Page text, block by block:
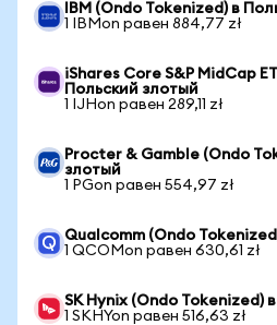
IBM (Ondo Tokenized) в
1 IBMon равен 884,77 zł
iShares Core S&P MidCap
Польский злотый
1 IJHon равен 289,11 zł
Procter & Gamble (Ondo
злотый
1 PGon равен 554,97 zł
Qualcomm (Ondo
1 QCOMon равен 630,61 zł
SK Hynix (Ondo Tokenized)
1 SKHYon равен 516,63 zł